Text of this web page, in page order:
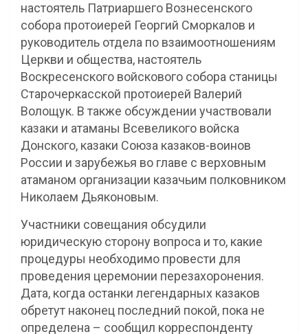
настоятель Патриаршего Вознесенского
собора протоиерей Георгий Сморкалов и
руководитель отдела по взаимоотношениям
Церкви и общества, настоятель
Воскресенского войскового собора станицы
Старочеркасской протоиерей Валерий
Волощук. В также обсуждении участвовали
казаки и атаманы Всевеликого войска
Донского, казаки Союза казаков-воинов
России и зарубежья во главе с верховным
атаманом организации казачьим полковником
Николаем Дьяконовым.
Участники совещания обсудили
юридическую сторону вопроса и то, какие
процедуры необходимо провести для
проведения церемонии перезахоронения.
Дата, когда останки легендарных казаков
обретут наконец последний покой, пока не
определена – сообщил корреспонденту